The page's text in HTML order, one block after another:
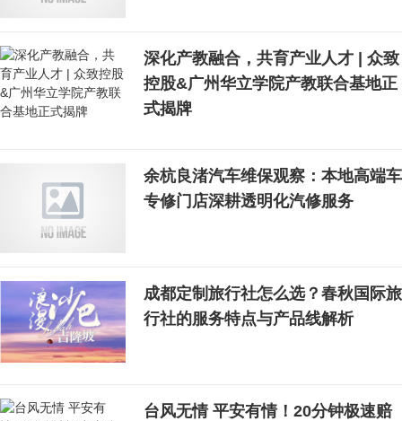
深化产教融合，共育产业人才 | 众致
控股&广州华立学院产教联合基地正
式揭牌
余杭良渚汽车维保观察：本地高端车
专修门店深耕透明化汽修服务
成都定制旅行社怎么选？春秋国际旅
行社的服务特点与产品线解析
台风无情 平安有情！20分钟极速赔